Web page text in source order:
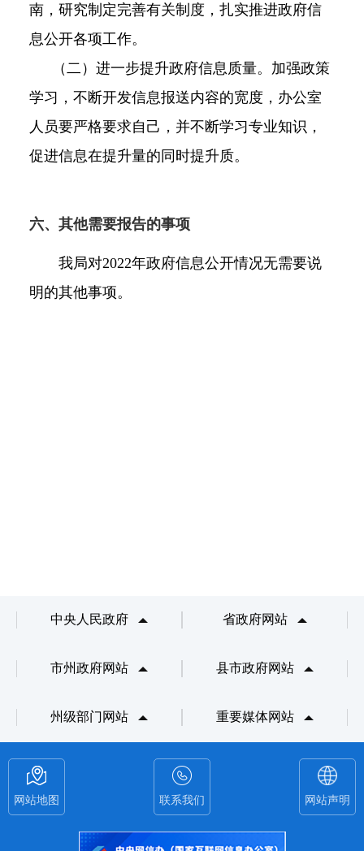
南，研究制定完善有关制度，扎实推进政府信
息公开各项工作。
（二）进一步提升政府信息质量。加强政策
学习，不断开发信息报送内容的宽度，办公室
人员要严格要求自己，并不断学习专业知识，
促进信息在提升量的同时提升质。
六、其他需要报告的事项
我局对2022年政府信息公开情况无需要说
明的其他事项。
中央人民政府 省政府网站
市州政府网站 县市政府网站
州级部门网站 重要媒体网站
网站地图 联系我们 网站声明